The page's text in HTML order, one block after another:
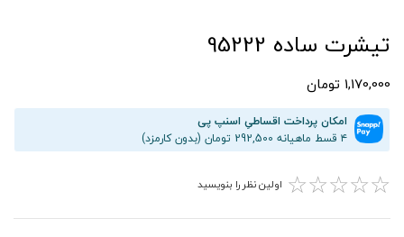
تیشرت ساده 95222
1,170,000 تومان
امکان پرداخت اقساطیِ اسنپ پی
۴ قسط ماهیانه 292,500 تومان (بدون کارمزد)
☆
☆
☆
☆
☆ اولین نظر را بنویسید